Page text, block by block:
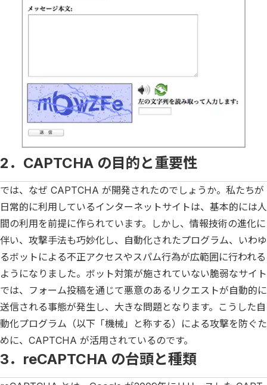
2．CAPTCHA の目的と重要性
では、なぜ CAPTCHA が開発されたのでしょうか。私たちが
日常的に利用しているインターネットサイトは、基本的には人
間の利用を前提に作られています。しかし、情報技術の進化に
伴い、攻撃手法も巧妙化し、自動化されたプログラム、いわゆ
るボットによる不正アクセスやスパム行為が広範囲に行われる
ようになりました。ボット対策が施されていない脆弱なサイト
では、フォーム投稿を通じて悪意のあるリクエストが自動的に
送信される事態が発生し、大きな問題となります。こうした自
動化プログラム（以下「機械」と称する）による攻撃を防ぐた
めに、CAPTCHA が活用されているのです。
3．reCAPTCHA の台頭と種類